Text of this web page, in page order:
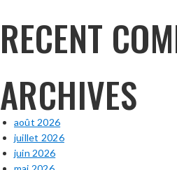
RECENT
ARCHIVES
août 2026
juillet 2026
juin 2026